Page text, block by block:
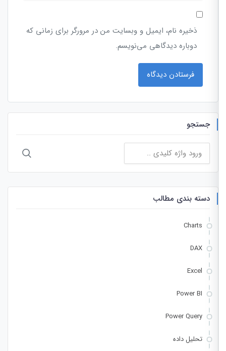
ذخیره نام، ایمیل و وبسایت من در مرورگر برای زمانی که
دوباره دیدگاهی می‌نویسم.
جستجو
جستجو
برای:
دسته بندی مطالب
Charts
DAX
Excel
Power BI
Power Query
تحلیل داده